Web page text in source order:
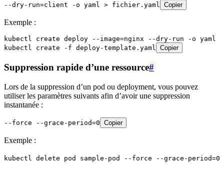
--dry-run=client -o yaml > fichier.yaml Copier
Exemple :
kubectl create deploy --image=nginx --dry-run -o yaml
kubectl create -f deploy-template.yaml
Copier
Suppression rapide d’une ressource#
Lors de la suppression d’un pod ou deployment, vous pouvez
utiliser les paramètres suivants afin d’avoir une suppression
instantanée :
--force --grace-period=0 Copier
Exemple :
kubectl delete pod sample-pod --force --grace-period=0